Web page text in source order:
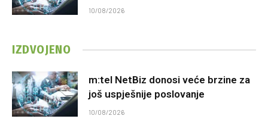
10/08/2026
IZDVOJENO
m:tel NetBiz donosi veće brzine za
još uspješnije poslovanje
10/08/2026